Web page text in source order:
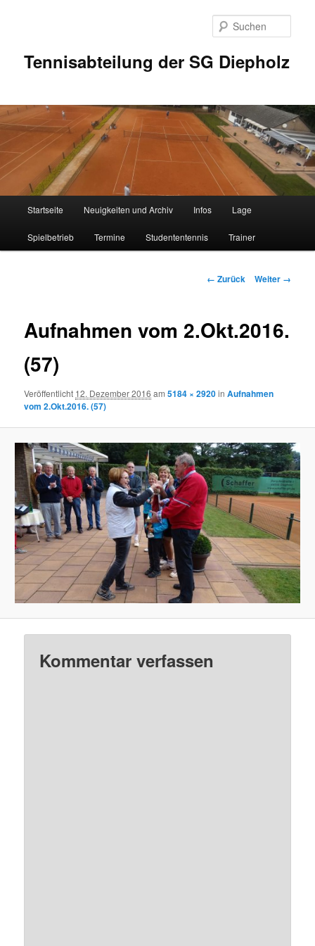
Tennisabteilung der SG Diepholz
Startseite Neuigkeiten und Archiv Infos Lage
Spielbetrieb Termine Studententennis Trainer
Bilder-
← Zurück Weiter →
Aufnahmen vom 2.Okt.2016.
(57)
Veröffentlicht 12. Dezember 2016 am5184 × 2920inAufnahmen
vom 2.Okt.2016. (57)
Kommentar verfassen